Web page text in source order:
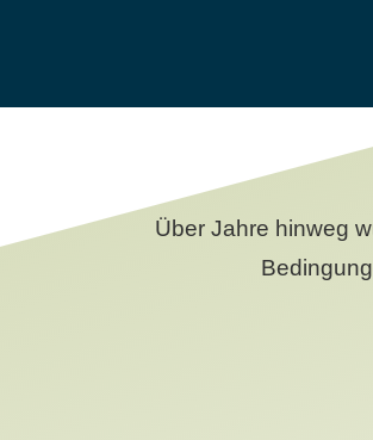
Über Jahre hinweg